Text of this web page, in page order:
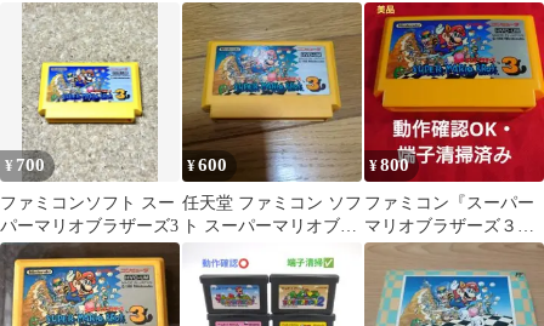
リオ ドラゴンクエスト
ボンバーマン
ス スーパーマリオブ
ラザーズ
ソフト 公式攻略本付き
¥ 700
ファミコンソフト スー
パーマリオブラザーズ3
¥600
任天堂 ファミコン ソフ
ト スーパーマリオブラ
¥800
ファミコン『スーパー
マリオブラザーズ３』
動作確認・端子清掃済